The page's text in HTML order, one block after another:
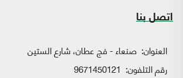
اتصل بنا
العنوان: صنعاء - فج عطان، شارع الستين
رقم التلفون: 9671450121